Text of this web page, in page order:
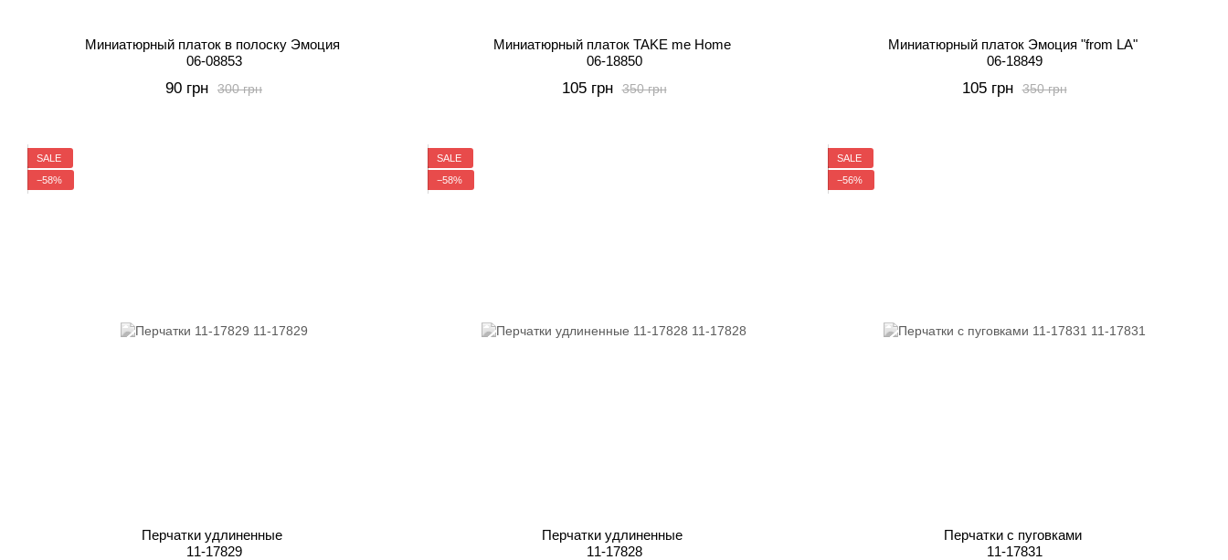
Миниатюрный платок в полоску Эмоция
06-08853
300 грн
90 грн
Миниатюрный платок TAKE me Home
06-18850
350 грн
105 грн
Миниатюрный платок Эмоция "from LA"
06-18849
350 грн
105 грн
SALE
−58%
Перчатки удлиненные
11-17829
SALE
−58%
Перчатки удлиненные
11-17828
SALE
−56%
Перчатки с пуговками
11-17831